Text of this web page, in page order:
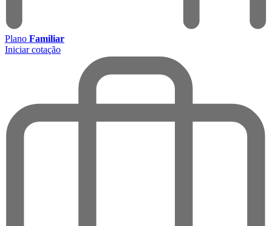
Plano Familiar
Iniciar cotação